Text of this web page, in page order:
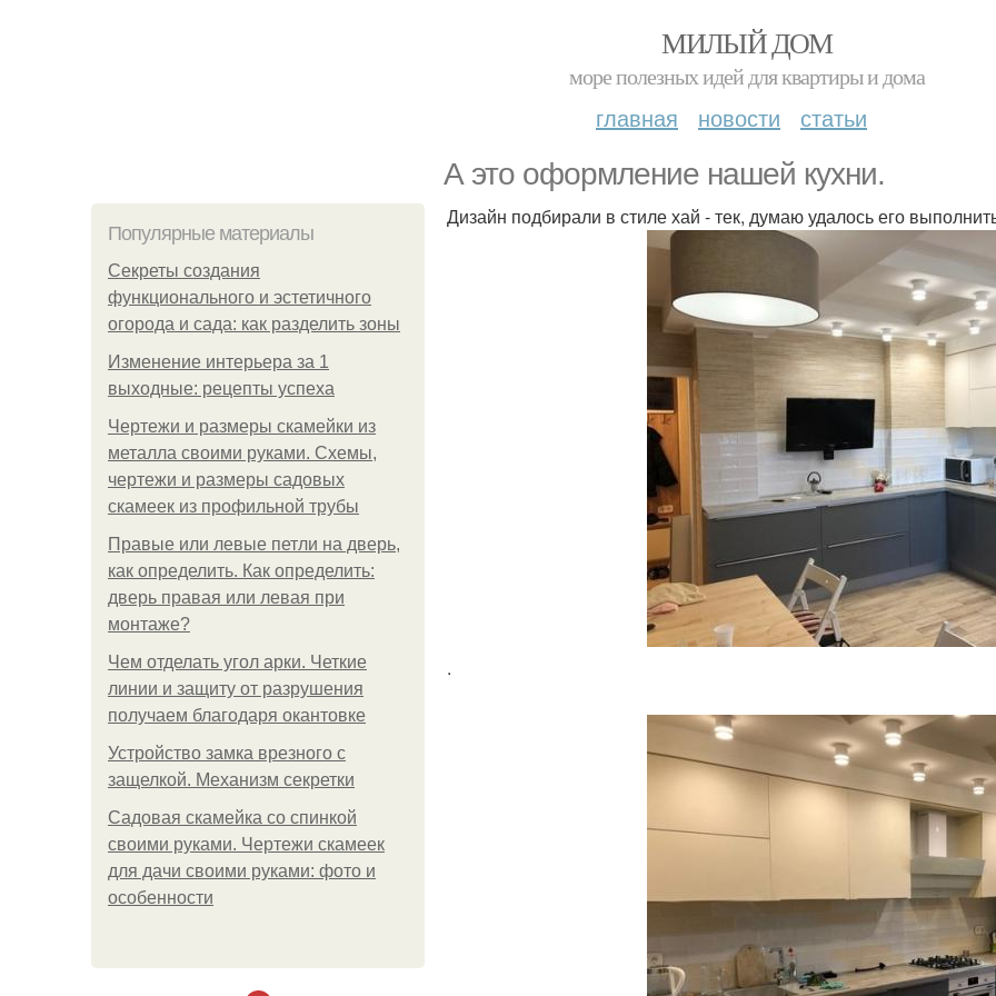
МИЛЫЙ ДОМ
море полезных идей для квартиры и дома
главная новости статьи
А это оформление нашей кухни.
Популярные материалы
Секреты создания
функционального и эстетичного
огорода и сада: как разделить зоны
Изменение интерьера за 1
выходные: рецепты успеха
Чертежи и размеры скамейки из
металла своими руками. Схемы,
чертежи и размеры садовых
скамеек из профильной трубы
Правые или левые петли на дверь,
как определить. Как определить:
дверь правая или левая при
монтаже?
Чем отделать угол арки. Четкие
линии и защиту от разрушения
получаем благодаря окантовке
Устройство замка врезного с
защелкой. Механизм секретки
Садовая скамейка со спинкой
своими руками. Чертежи скамеек
для дачи своими руками: фото и
особенности
Дизайн подбирали в стиле хай - тек, думаю удалось его
.